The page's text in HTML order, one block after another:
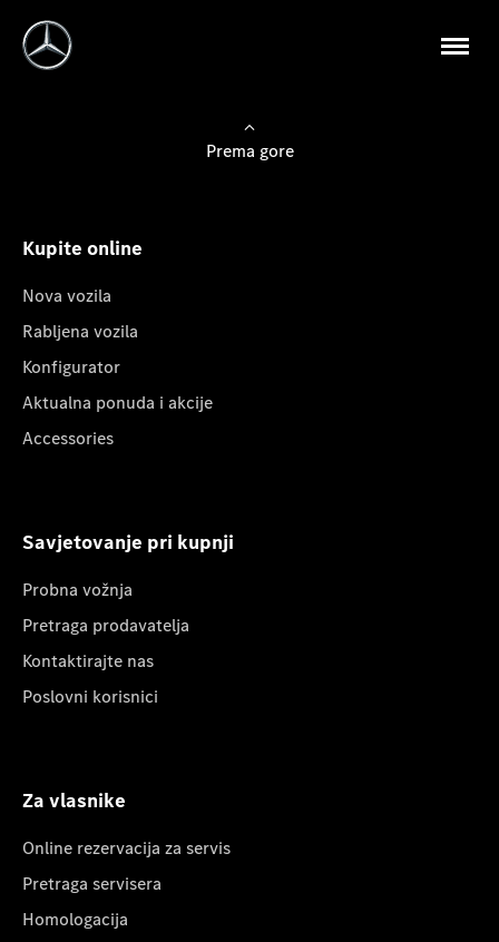
Prema gore
Kupite online
Nova vozila
Rabljena vozila
Konfigurator
Aktualna ponuda i akcije
Accessories
Savjetovanje pri kupnji
Probna vožnja
Pretraga prodavatelja
Kontaktirajte nas
Poslovni korisnici
Za vlasnike
Online rezervacija za servis
Pretraga servisera
Homologacija